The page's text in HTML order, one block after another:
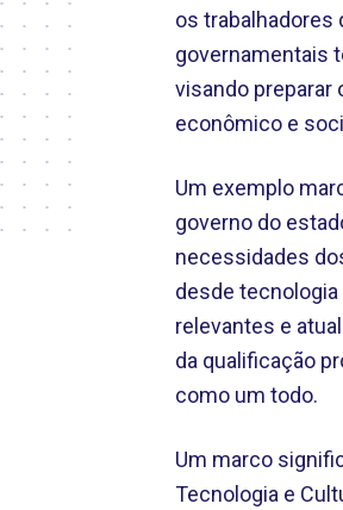
os trabalhadores
governamentais
visando preparar
econômico e
Um exemplo
governo do
necessidades
desde
relevantes e
da qualificação
como um todo.
Um marco
Tecnologia e